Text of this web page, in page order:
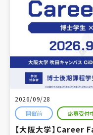
2026/09/28
開催前 応募受付
【大阪大学】